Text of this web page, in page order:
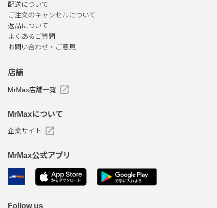
配送について
ご注文のキャンセルについて
返品について
よくあるご質問
お問い合わせ・ご意見
店舗
MrMax店舗一覧
MrMaxについて
企業サイト
MrMax公式アプリ
Follow us